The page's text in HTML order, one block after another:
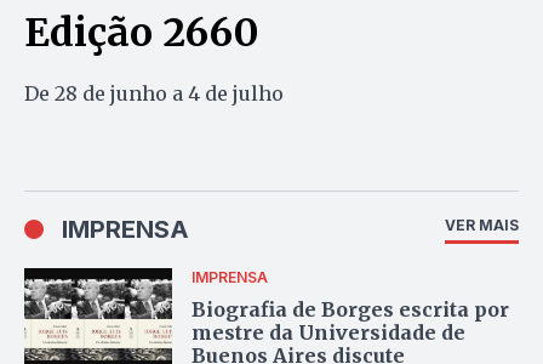
Edição 2660
De 28 de junho a 4 de julho
IMPRENSA VER MAIS
IMPRENSA
Biografia de Borges escrita por
mestre da Universidade de
Buenos Aires discute